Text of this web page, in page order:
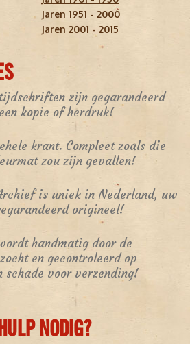
Jaren 1951 - 2000
Jaren 2001 - 2015
zijn gegarandeerd
kopie of herdruk!
krant. Compleet zoals die
zou zijn gevallen!
is uniek in Nederland, uw
origineel!
handmatig door de
en gecontroleerd op
schade voor verzending!
NODIG?